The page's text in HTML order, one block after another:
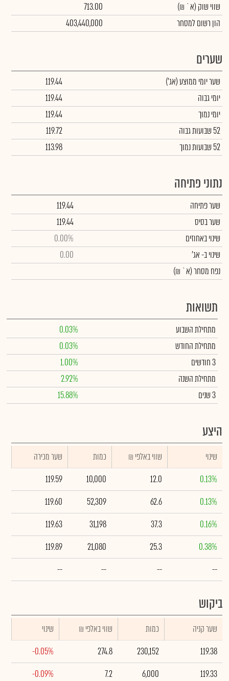
שווי שוק (א` ₪)
713.00
הון רשום למסחר
403,440,000
שערים
שער יומי ממוצע(אג')
119.44
יומי גבוה
119.44
יומי נמוך
119.44
52 שבועות גבוה
119.72
52 שבועות נמוך
113.98
נתוני פתיחה
שער פתיחה
119.44
שער בסיס
119.44
שינוי באחוזים
0.00%
שינויב- אג'
0.00
נפח מסחר(א` ₪)
תשואות
מתחילת השבוע
0.03%
מתחילת החודש
0.03%
3 חודשים
1.00%
מתחילת השנה
2.92%
3 שנים
15.88%
היצע
שינוי ₪ שווי באלפי כמות
שער מכירה
0.13%
12.0
10,000
119.59
0.13%
62.6
52,309
119.60
0.16%
37.3
31,198
119.63
0.38%
25.3
21,080
119.89
--
--
--
--
ביקוש
שער קניה כמות ₪ שווי באלפי
שינוי
119.38
230,152
274.8
-0.05%
119.33
6,000
7.2
-0.09%